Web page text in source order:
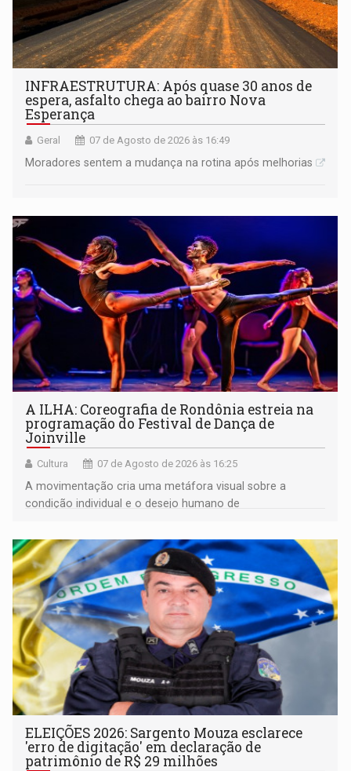
INFRAESTRUTURA: Após quase 30 anos de
espera, asfalto chega ao bairro Nova
Esperança
Geral 07 de Agosto de 2026 às 16:49
Moradores sentem a mudança na rotina após melhorias
A ILHA: Coreografia de Rondônia estreia na
programação do Festival de Dança de
Joinville
Cultura 07 de Agosto de 2026 às 16:25
A movimentação cria uma metáfora visual sobre a
condição individual e o desejo humano de
ELEIÇÕES 2026: Sargento Mouza esclarece
'erro de digitação' em declaração de
patrimônio de R$ 29 milhões